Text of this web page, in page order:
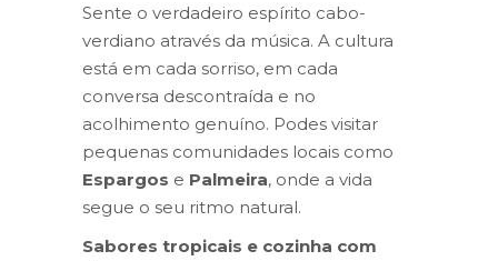
Sente o verdadeiro espírito cabo-
verdiano através da música. A cultura
está em cada sorriso, em cada
conversa descontraída e no
acolhimento genuíno. Podes visitar
pequenas comunidades locais como
Espargos e Palmeira, onde a vida
segue o seu ritmo natural.
Sabores tropicais e cozinha com